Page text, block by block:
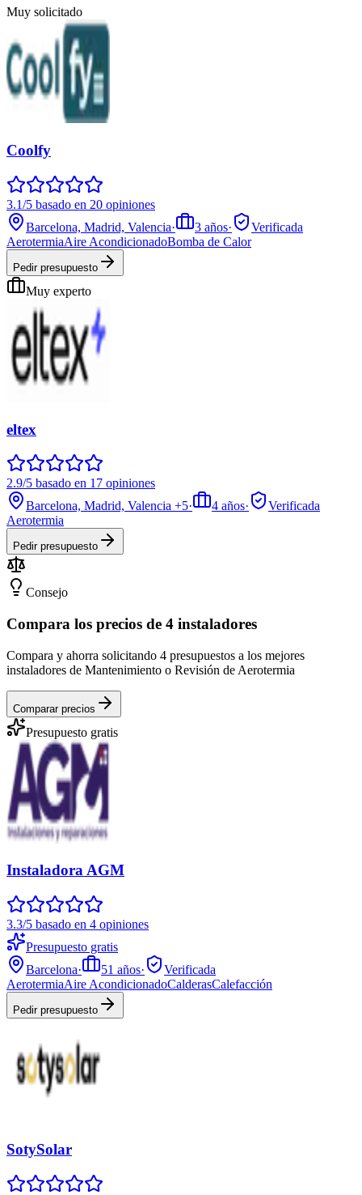
Muy solicitado
Coolfy
3.1/5 basado en 20 opiniones
Barcelona, Madrid, Valencia· 3 años·
Verificada
AerotermiaAire AcondicionadoBomba de Calor
Pedir presupuesto
Muy experto
eltex
2.9/5 basado en 17 opiniones
Barcelona, Madrid, Valencia +5· 4 años·
Verificada
Aerotermia
Pedir presupuesto
Consejo
Compara los precios de 4 instaladores
Compara y ahorra solicitando 4 presupuestos a los mejores
instaladores de Mantenimiento o Revisión de Aerotermia
Comparar precios
Presupuesto gratis
Instaladora AGM
3.3/5 basado en 4 opiniones
Presupuesto gratis
Barcelona· 51 años·
Verificada
AerotermiaAire AcondicionadoCalderasCalefacción
Pedir presupuesto
SotySolar